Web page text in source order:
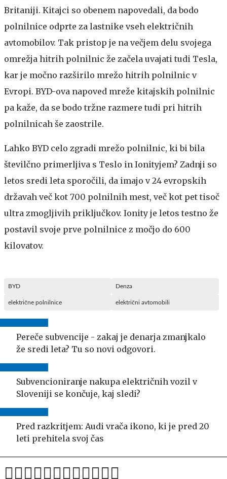
Britaniji. Kitajci so obenem napovedali, da bodo
polnilnice odprte za lastnike vseh električnih
avtomobilov. Tak pristop je na večjem delu svojega
omrežja hitrih polnilnic že začela uvajati tudi Tesla,
kar je močno razširilo mrežo hitrih polnilnic v
Evropi. BYD-ova napoved mreže kitajskih polnilnic
pa kaže, da se bodo tržne razmere tudi pri hitrih
polnilnicah še zaostrile.
Lahko BYD celo zgradi mrežo polnilnic, ki bi bila
številčno primerljiva s Teslo in Ionityjem? Zadnji so
letos sredi leta sporočili, da imajo v 24 evropskih
državah več kot 700 polnilnih mest, več kot pet tisoč
ultra zmogljivih priključkov. Ionity je letos testno že
postavil svoje prve polnilnice z močjo do 600
kilovatov.
BYD Denza
električne polnilnice električni avtomobili
Pereče subvencije - zakaj je denarja zmanjkalo
že sredi leta? Tu so novi odgovori.
Subvencioniranje nakupa električnih vozil v
Sloveniji se končuje, kaj sledi?
Pred razkritjem: Audi vrača ikono, ki je pred 20
leti prehitela svoj čas